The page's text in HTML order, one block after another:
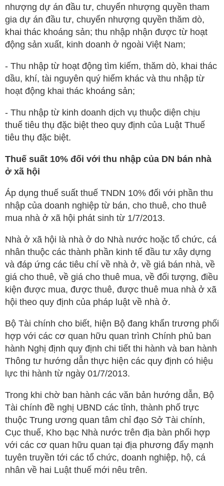
nhượng dự án đầu tư, chuyển nhượng quyền tham
gia dự án đầu tư, chuyển nhượng quyền thăm dò,
khai thác khoáng sản; thu nhập nhận được từ hoạt
động sản xuất, kinh doanh ở ngoài Việt Nam;
- Thu nhập từ hoạt động tìm kiếm, thăm dò, khai thác
dầu, khí, tài nguyên quý hiếm khác và thu nhập từ
hoạt động khai thác khoáng sản;
- Thu nhập từ kinh doanh dịch vụ thuộc diện chịu
thuế tiêu thụ đặc biệt theo quy định của Luật Thuế
tiêu thụ đặc biệt.
Thuế suất 10% đối với thu nhập của DN bán nhà
ở xã hội
Áp dụng thuế suất thuế TNDN 10% đối với phần thu
nhập của doanh nghiệp từ bán, cho thuê, cho thuê
mua nhà ở xã hội phát sinh từ 1/7/2013.
Nhà ở xã hội là nhà ở do Nhà nước hoặc tổ chức, cá
nhân thuộc các thành phần kinh tế đầu tư xây dựng
và đáp ứng các tiêu chí về nhà ở, về giá bán nhà, về
giá cho thuê, về giá cho thuê mua, về đối tượng, điều
kiện được mua, được thuê, được thuê mua nhà ở xã
hội theo quy định của pháp luật về nhà ở.
Bộ Tài chính cho biết, hiện Bộ đang khẩn trương phối
hợp với các cơ quan hữu quan trình Chính phủ ban
hành Nghị định quy định chi tiết thi hành và ban hành
Thông tư hướng dẫn thực hiện các quy định có hiệu
lực thi hành từ ngày 01/7/2013.
Trong khi chờ ban hành các văn bản hướng dẫn, Bộ
Tài chính đề nghị UBND các tỉnh, thành phố trực
thuộc Trung ương quan tâm chỉ đạo Sở Tài chính,
Cục thuế, Kho bạc Nhà nước trên địa bàn phối hợp
với các cơ quan hữu quan tại địa phương đẩy mạnh
tuyên truyền tới các tổ chức, doanh nghiệp, hộ, cá
nhân về hai Luật thuế mới nêu trên.